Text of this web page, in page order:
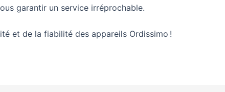
garantir un service irréprochable.
et de la fiabilité des appareils Ordissimo !